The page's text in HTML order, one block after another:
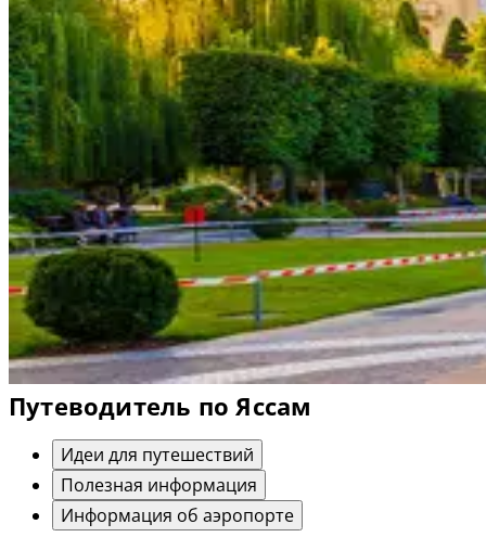
Путеводитель по Яссам
Идеи для путешествий
Полезная информация
Информация об аэропорте